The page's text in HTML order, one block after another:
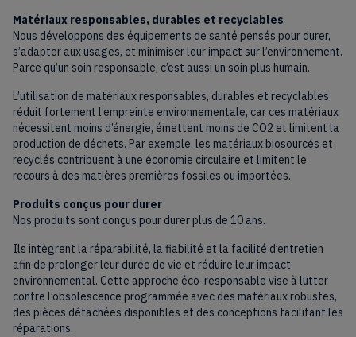
Matériaux responsables, durables et recyclables
Nous développons des équipements de santé pensés pour durer,
s’adapter aux usages, et minimiser leur impact sur l’environnement.
Parce qu’un soin responsable, c’est aussi un soin plus humain.
L’utilisation de matériaux responsables, durables et recyclables
réduit fortement l’empreinte environnementale, car ces matériaux
nécessitent moins d’énergie, émettent moins de CO2 et limitent la
production de déchets. Par exemple, les matériaux biosourcés et
recyclés contribuent à une économie circulaire et limitent le
recours à des matières premières fossiles ou importées.
Produits conçus pour durer
Nos produits sont conçus pour durer plus de 10 ans.
Ils intègrent la réparabilité, la fiabilité et la facilité d’entretien
afin de prolonger leur durée de vie et réduire leur impact
environnemental. Cette approche éco-responsable vise à lutter
contre l’obsolescence programmée avec des matériaux robustes,
des pièces détachées disponibles et des conceptions facilitant les
réparations.